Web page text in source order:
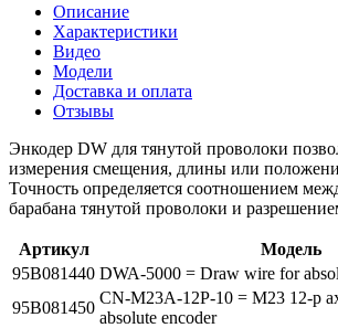
Описание
Характеристики
Видео
Модели
Доставка и оплата
Отзывы
Энкодер DW для тянутой проволоки
измерения смещения, длины или
Точность определяется соотношением
барабана тянутой проволоки и
Артикул
Модель
95B081440 DWA-5000 = Draw wire for
95B081450
CN-M23A-12P-10 = M23 12-p
absolute encoder